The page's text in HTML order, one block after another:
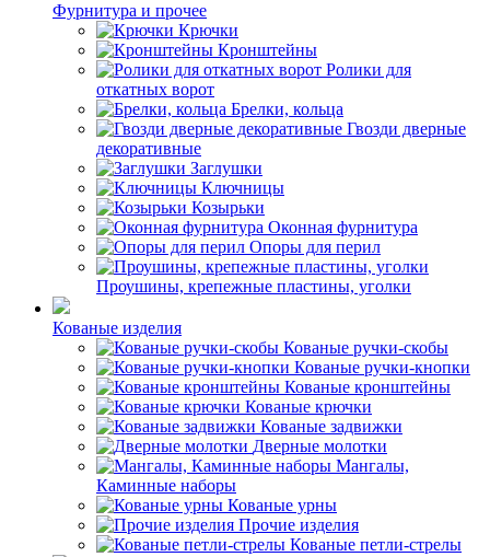
Фурнитура и прочее
Крючки
Кронштейны
Ролики для
откатных ворот
Брелки, кольца
Гвозди дверные
декоративные
Заглушки
Ключницы
Козырьки
Оконная фурнитура
Опоры для перил
Проушины, крепежные пластины, уголки
Кованые изделия
Кованые ручки-скобы
Кованые ручки-кнопки
Кованые кронштейны
Кованые крючки
Кованые задвижки
Дверные молотки
Мангалы,
Каминные наборы
Кованые урны
Прочие изделия
Кованые петли-стрелы